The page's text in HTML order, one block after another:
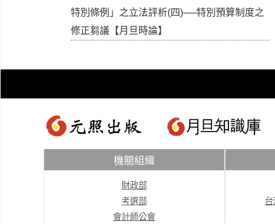
特別條例」之立法評析(四)──特別預算制度之
修正芻議【月旦時論】
機關組織
財政部
考選部
會計師公會